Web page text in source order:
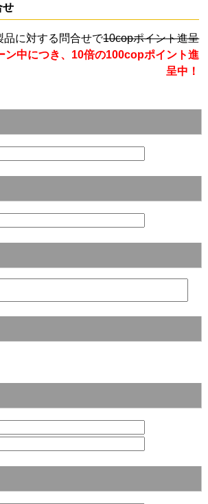
せ
品に対する問合せで10copポイント進呈
ン中につき、10倍の100copポイント進
呈中！